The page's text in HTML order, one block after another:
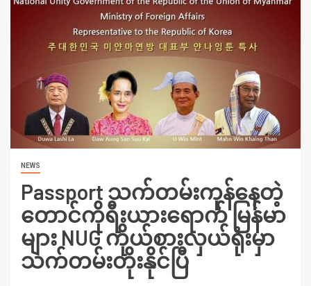
NEWS
Passport သက်တမ်းကုန်နေတဲ့
တောင်ကိုရီးယားရောက် မြန်မာ
များ NUG ကိုယ်စားလှယ်ရုံးမှာ
သက်တမ်းတိုးနိုင်ပြီ